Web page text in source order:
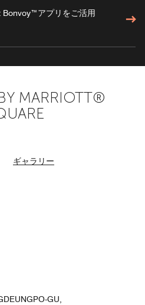
Bonvoy™アプリをご活用
MARRIOTT®
ギャラリー
GU,